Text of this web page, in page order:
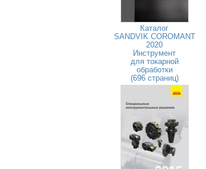
Каталог
SANDVIK COROMANT
2020
Инструмент
для токарной
обработки
(696 страниц)